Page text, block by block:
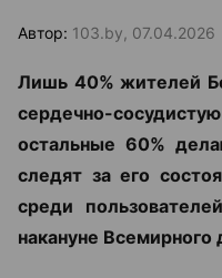
Автор: 103.by, 07.04.2026
Лишь 40% жителей
сердечно-
остальные 60%
следят за его
среди
накануне Всемирного